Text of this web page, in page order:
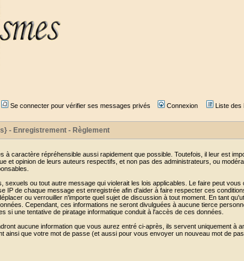
Se connecter pour vérifier ses messages privés Connexion Liste des
- Enregistrement - Règlement
caractère répréhensible aussi rapidement que possible. Toutefois, il leur est
opinion de leurs auteurs respectifs, et non pas des administrateurs, ou
ou tout autre message qui violerait les lois applicables. Le faire peut vous
de chaque message est enregistrée afin d'aider à faire respecter ces
ou verrouiller n'importe quel sujet de discussion à tout moment. En tant
Cependant, ces informations ne seront divulguées à aucune tierce
une tentative de piratage informatique conduit à l'accès de ces données.
aucune information que vous aurez entré ci-après, ils servent uniquement à
que votre mot de passe (et aussi pour vous envoyer un nouveau mot de